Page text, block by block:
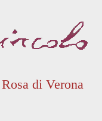
di Verona